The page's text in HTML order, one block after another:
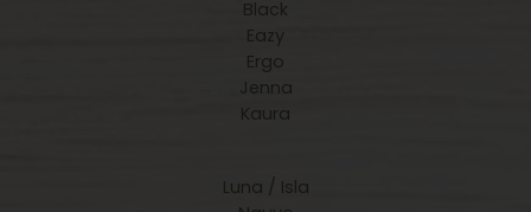
Black
Eazy
Ergo
Jenna
Kaura
Luna / Isla